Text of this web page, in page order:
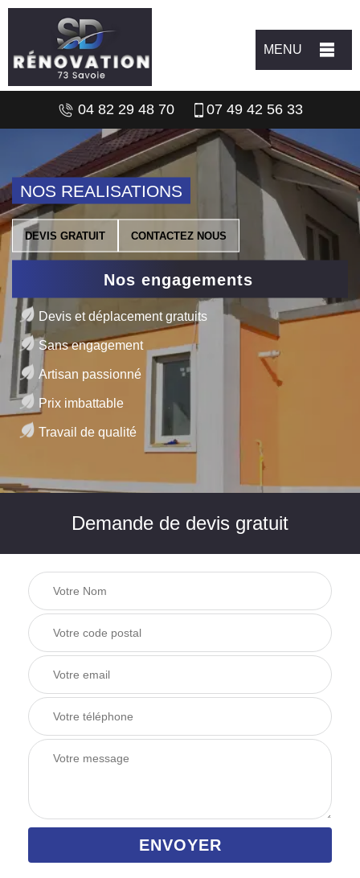
MENU
04 82 29 48 70 07 49 42 56 33
NOS REALISATIONS
DEVIS GRATUIT CONTACTEZ NOUS
Nos engagements
Devis et déplacement gratuits
Sans engagement
Artisan passionné
Prix imbattable
Travail de qualité
Demande de devis gratuit